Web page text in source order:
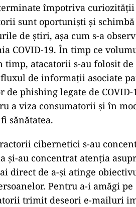
împotriva curiozității
sunt oportuniști și
de știri, așa cum s-a
COVID-19. În timp ce
timp, atacatorii s-au folosit
de informații asociate
phishing legate de COVID-
a viza consumatorii și în
sănătatea.
cibernetici s-au
și-au concentrat atenția
direct de a-și atinge
Pentru a-i amăgi
trimit deseori e-mailuri